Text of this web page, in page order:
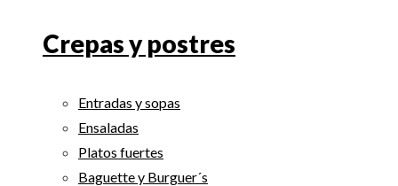
Crepas y postres
Entradas y sopas
Ensaladas
Platos fuertes
Baguette y Burguer´s